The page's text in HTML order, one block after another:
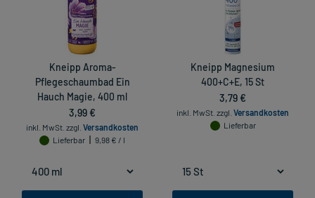
Kneipp Aroma-
Pflegeschaumbad Ein
Hauch Magie, 400 ml
3,99 €
inkl. MwSt. zzgl. Versandkosten
Lieferbar
9,98 € / l
Kneipp Magnesium
400+C+E, 15 St
3,79 €
inkl. MwSt. zzgl. Versandkosten
Lieferbar